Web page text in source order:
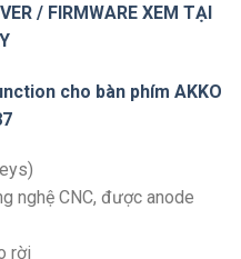
/ FIRMWARE XEM TẠI
cho bàn phím AKKO
nghệ CNC, được anode
rời